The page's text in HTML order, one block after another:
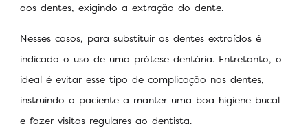
aos dentes, exigindo a extração do dente.
Nesses casos, para substituir os dentes extraídos é
indicado o uso de uma prótese dentária. Entretanto, o
ideal é evitar esse tipo de complicação nos dentes,
instruindo o paciente a manter uma boa higiene bucal
e fazer visitas regulares ao dentista.